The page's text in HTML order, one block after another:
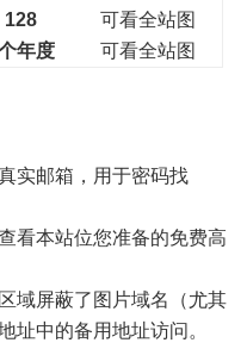
128
可看全站图
年度 可看全站图
真实邮箱，用于密码找
看本站位您准备的免费高
域屏蔽了图片域名（尤其
址中的备用地址访问。